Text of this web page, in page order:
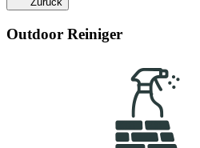
Outdoor Reiniger